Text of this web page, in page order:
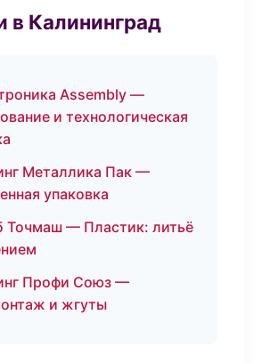
в Калининград
Assembly —
и технологическая
Металлика Пак —
упаковка
Точмаш — Пластик: литьё
Профи Союз —
и жгуты